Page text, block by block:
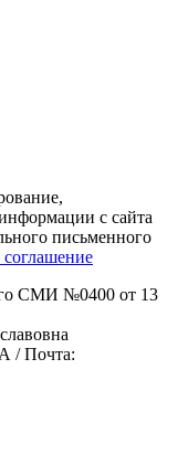
с сайта
письменного
соглашение
СМИ №0400 от 13
/ Почта: